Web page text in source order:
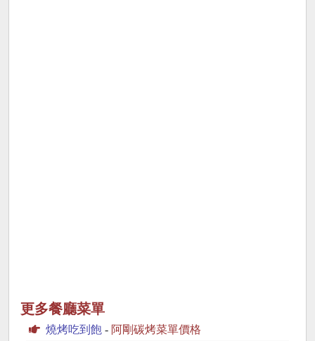
更多餐廳菜單
燒烤吃到飽 - 阿剛碳烤菜單價格